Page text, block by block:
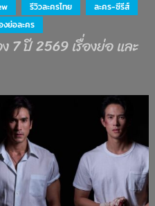
รีวิวละครไทย
ละคร-ซีรีส์
งย่อละคร
7 ปี 2569 เรื่องย่อ และ